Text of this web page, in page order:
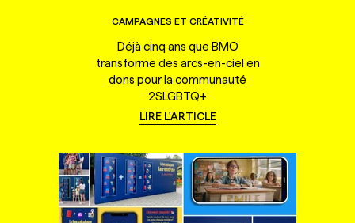
CAMPAGNES ET CRÉATIVITÉ
Déjà cinq ans que BMO
transforme des arcs-en-ciel en
dons pour la communauté
2SLGBTQ+
LIRE L'ARTICLE